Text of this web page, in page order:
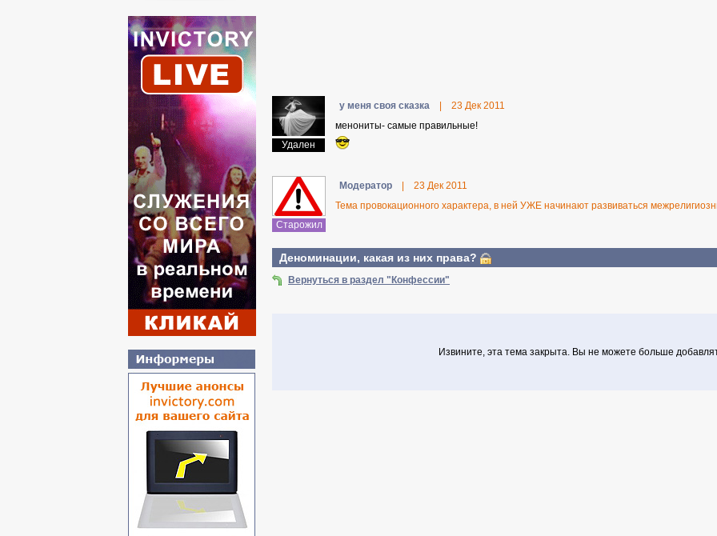
Удален
у меня своя сказка
23 Дек 2011
менониты- самые правильные!
Старожил
Модератор
23 Дек 2011
Тема провокационного характера, в ней УЖЕ начинают развиваться
Деноминации, какая из них права?
Вернуться в раздел "Конфессии"
Извините, эта тема закрыта. Вы не можете больше